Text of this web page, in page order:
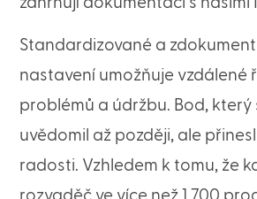
Standardizované a
nastavení umožňuje vzdálené
problémů a údržbu. Bod, který
uvědomil až později, ale
radosti. Vzhledem k tomu, že